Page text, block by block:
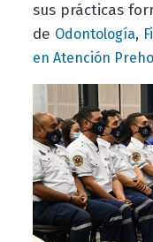
sus prácticas
de Odontología,
en Atención